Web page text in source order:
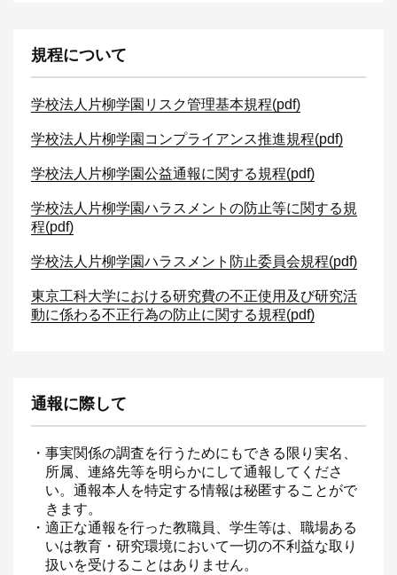
規程について
学校法人片柳学園リスク管理基本規程(pdf)
学校法人片柳学園コンプライアンス推進規程(pdf)
学校法人片柳学園公益通報に関する規程(pdf)
学校法人片柳学園ハラスメントの防止等に関する規
程(pdf)
学校法人片柳学園ハラスメント防止委員会規程(pdf)
東京工科大学における研究費の不正使用及び研究活
動に係わる不正行為の防止に関する規程(pdf)
通報に際して
・事実関係の調査を行うためにもできる限り実名、
所属、連絡先等を明らかにして通報してくださ
い。通報本人を特定する情報は秘匿することがで
きます。
・適正な通報を行った教職員、学生等は、職場ある
いは教育・研究環境において一切の不利益な取り
扱いを受けることはありません。